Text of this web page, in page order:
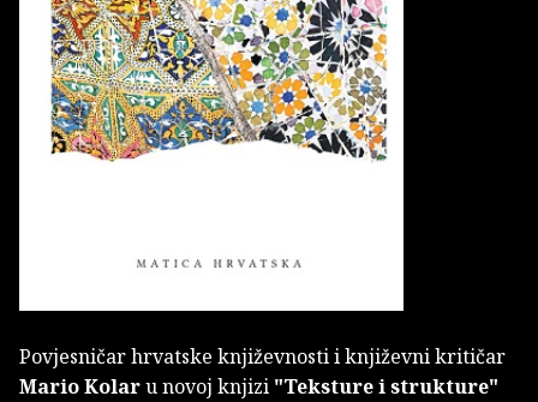
Povjesničar hrvatske književnosti i književni kritičar
Mario Kolaru novoj knjizi "Teksture i strukture"